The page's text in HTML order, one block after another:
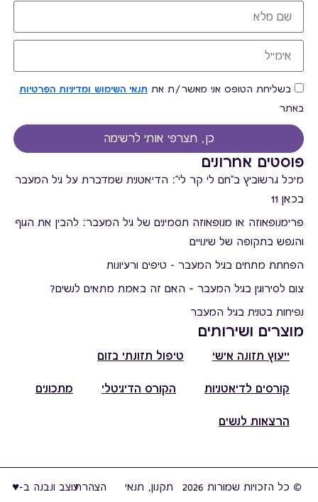
פוסטים אחרונים
מיכל גרשוביץ ב"חם לי קר לי": הדיאטנית שמדברת על גיל המעבר
בכאן 11
פרימנופאוזה או מנופאוזה תסמינים של גיל המעבר: להבין את הגוף
והנפש בתקופה של שינויים
הפחתת מתחים בגיל המעבר - טיפים ורעיונות
צום לסירוגין בגיל המעבר – האם זה באמת מתאים לנשים?
נפיחות בטנית בגיל המעבר
מוצרים ושירותים
ייעוץ תזונה אישי טיפול תזונתי בזום
קורסים לדיאטניות הקורס הדיגיטלי מתכונים
הרצאות לנשים
בשליחת הטופס אני מאשר/ת את תנאי השימוש ומדיניות הפרטיות
באתר
כן, תצרפי אותי לרשימה
© כל הזכויות שמורות 2026 תקנון, תנאי הצהרתעוצב ונבנה ב-♥︎